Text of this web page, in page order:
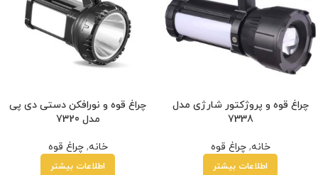
چراغ قوه و پروژکتور شارژی مدل
7338
خانه,چراغ قوه
اطلاعات بیشتر
چراغ قوه و نورافکن دستی دی پی
مدل 7320
خانه,چراغ قوه
اطلاعات بیشتر